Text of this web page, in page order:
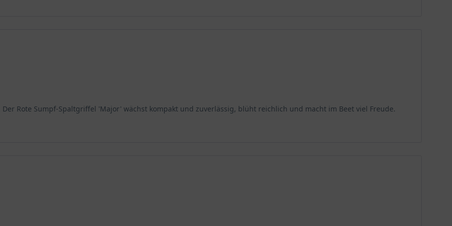
auszuschöpfen, sind die richtigen Standortfaktoren entscheidend. Hier erfahren Sie, welche Lichtverhältnisse und
ein Mikroklima, das die Pflanze vor extremen Wetterbedingungen bewahrt und ihr ein gesundes Wachstum
Rote Sumpf-Spaltgriffel 'Major' wächst kompakt und zuverlässig, blüht reichlich und macht im Beet viel Freude.